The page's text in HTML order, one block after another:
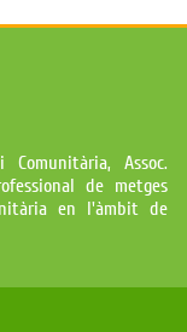
Assoc.
de metges
en l'àmbit de